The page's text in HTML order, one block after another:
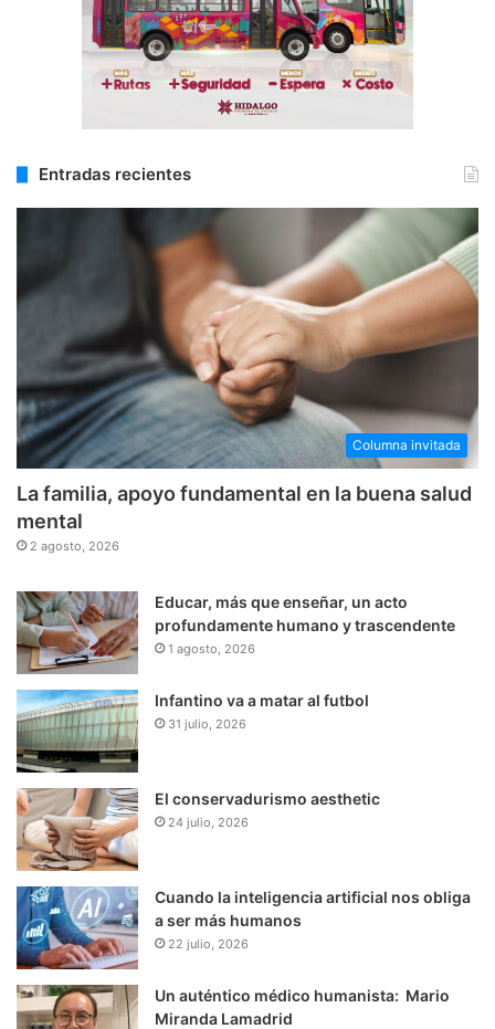
Entradas recientes
Columna invitada
La familia, apoyo fundamental en la buena salud
mental
2 agosto, 2026
Educar, más que enseñar, un acto
profundamente humano y trascendente
1 agosto, 2026
Infantino va a matar al futbol
31 julio, 2026
El conservadurismo aesthetic
24 julio, 2026
Cuando la inteligencia artificial nos obliga
a ser más humanos
22 julio, 2026
Un auténtico médico humanista: Mario
Miranda Lamadrid